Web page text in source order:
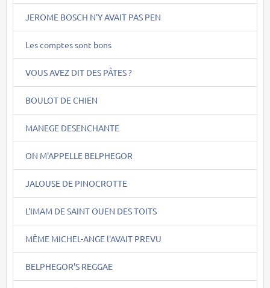
JEROME BOSCH N'Y AVAIT PAS PEN
Les comptes sont bons
VOUS AVEZ DIT DES PÂTES ?
BOULOT DE CHIEN
MANEGE DESENCHANTE
ON M'APPELLE BELPHEGOR
JALOUSE DE PINOCROTTE
L'IMAM DE SAINT OUEN DES TOITS
MÊME MICHEL-ANGE l'AVAIT PREVU
BELPHEGOR'S REGGAE